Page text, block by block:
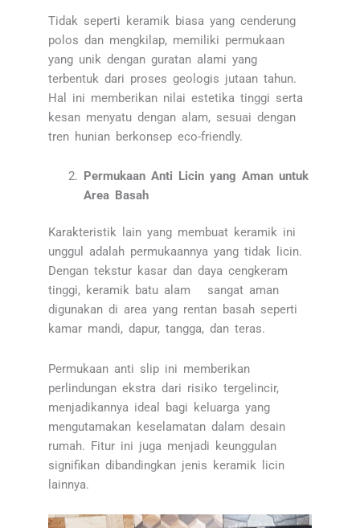
Tidak seperti keramik biasa yang cenderung
polos dan mengkilap, memiliki permukaan
yang unik dengan guratan alami yang
terbentuk dari proses geologis jutaan tahun.
Hal ini memberikan nilai estetika tinggi serta
kesan menyatu dengan alam, sesuai dengan
tren hunian berkonsep eco-friendly.
Permukaan Anti Licin yang Aman untuk
Area Basah
Karakteristik lain yang membuat keramik ini
unggul adalah permukaannya yang tidak licin.
Dengan tekstur kasar dan daya cengkeram
tinggi, keramik batu alam sangat aman
digunakan di area yang rentan basah seperti
kamar mandi, dapur, tangga, dan teras.
Permukaan anti slip ini memberikan
perlindungan ekstra dari risiko tergelincir,
menjadikannya ideal bagi keluarga yang
mengutamakan keselamatan dalam desain
rumah. Fitur ini juga menjadi keunggulan
signifikan dibandingkan jenis keramik licin
lainnya.